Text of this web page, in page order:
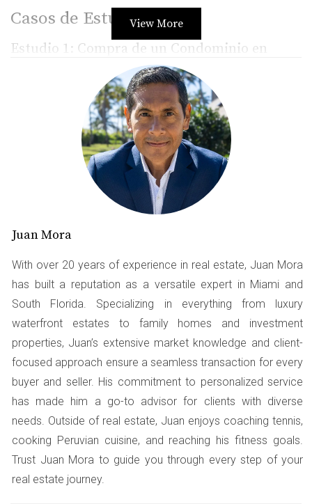
Casos de Estudio
Estudio 1: Compra de un Condominio en
Un cliente, Juan Pérez, quería comprar un condominio
en Miami Beach. El precio era de $400,000. Sin
financiamiento, necesitaría un pago inicial significativo.
Decidió obtener una hipoteca del 80%. Con un interés
razonable y pagos mensuales manejables, pudo cerrar la
compra sin sacrificar sus ahorros.
Contáctame y te guiaré en el proceso.
Estudio 2: Inversión en Propiedades
Multifamiliares
María Gómez invirtió en un edificio multifamiliar.
Compró la propiedad por $1 millón. Utilizó
financiamiento para cubrir el 75% del costo. Gracias a
los ingresos por alquiler, pudo pagar la hipoteca y aún le
quedó un margen considerable para reinvertir.
¡No esperes más! Estoy aquí para ayudarte a
encontrar la mejor opción de financiamiento.
View More
Juan Mora
With over 20 years of experience in real estate, Juan Mora
has built a reputation as a versatile expert in Miami and
South Florida. Specializing in everything from luxury
waterfront estates to family homes and investment
properties, Juan’s extensive market knowledge and client-
focused approach ensure a seamless transaction for every
buyer and seller. His commitment to personalized service
has made him a go-to advisor for clients with diverse
needs. Outside of real estate, Juan enjoys coaching tennis,
cooking Peruvian cuisine, and reaching his fitness goals.
Trust Juan Mora to guide you through every step of your
real estate journey.